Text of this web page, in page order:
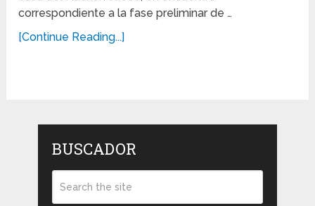
correspondiente a la fase preliminar de …
[Continue Reading...]
BUSCADOR